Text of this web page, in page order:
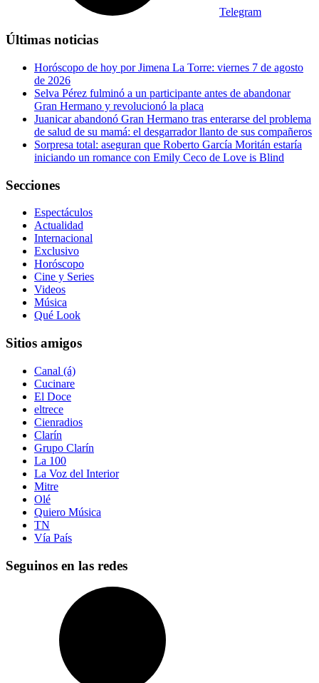
Telegram
Últimas noticias
Horóscopo de hoy por Jimena La Torre: viernes 7 de agosto
de 2026
Selva Pérez fulminó a un participante antes de abandonar
Gran Hermano y revolucionó la placa
Juanicar abandonó Gran Hermano tras enterarse del problema
de salud de su mamá: el desgarrador llanto de sus compañeros
Sorpresa total: aseguran que Roberto García Moritán estaría
iniciando un romance con Emily Ceco de Love is Blind
Secciones
Espectáculos
Actualidad
Internacional
Exclusivo
Horóscopo
Cine y Series
Videos
Música
Qué Look
Sitios amigos
Canal (á)
Cucinare
El Doce
eltrece
Cienradios
Clarín
Grupo Clarín
La 100
La Voz del Interior
Mitre
Olé
Quiero Música
TN
Vía País
Seguinos en las redes